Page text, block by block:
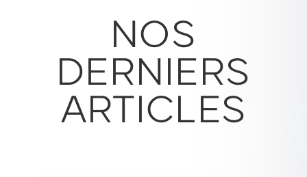
NOS
DERNIERS
ARTICLES